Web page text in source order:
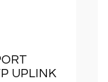
UPLINK